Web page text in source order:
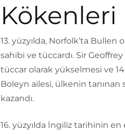
Kökenleri
13. yüzyılda, Norfolk’ta
sahibi ve tüccardı. Sir
tüccar olarak yükselmesi ve
Boleyn ailesi, ülkenin
kazandı.
16. yüzyılda İngiliz tarihinin